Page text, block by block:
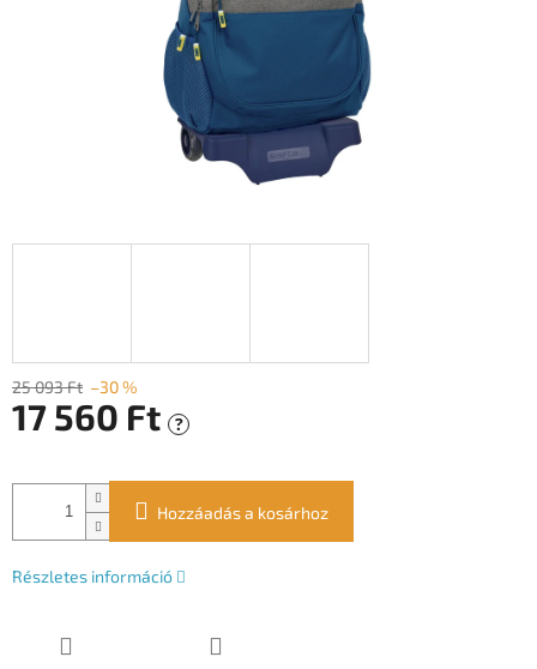
25 093 Ft –30 %
17 560 Ft ?
Hozzáadás a kosárhoz
Részletes információ